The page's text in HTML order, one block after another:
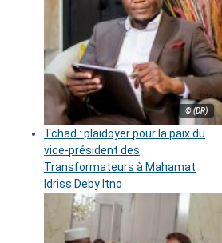
© (DR)
Tchad : plaidoyer pour la paix du
vice-président des
Transformateurs à Mahamat
Idriss Deby Itno